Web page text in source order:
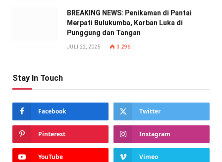
BREAKING NEWS: Penikaman di Pantai
Merpati Bulukumba, Korban Luka di
Punggung dan Tangan
JULI 22, 2025 3,296
Stay In Touch
Facebook Twitter
Pinterest Instagram
YouTube Vimeo